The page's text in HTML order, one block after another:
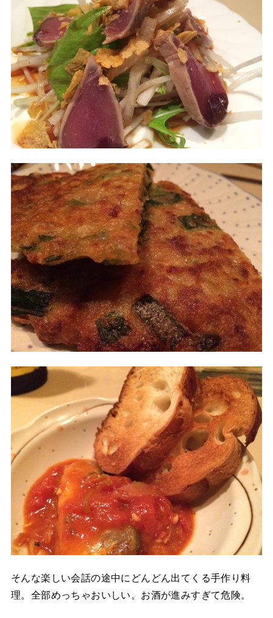
そんな楽しい会話の途中にどんどん出てくる手作り料
理。全部めっちゃおいしい。お酒が進みすぎて危険。